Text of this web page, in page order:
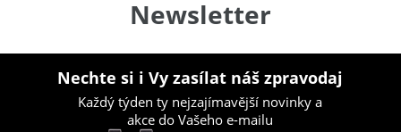
Newsletter
Nechte si i Vy zasílat náš zpravodaj
Každý týden ty nejzajímavější novinky a
akce do Vašeho e-mailu